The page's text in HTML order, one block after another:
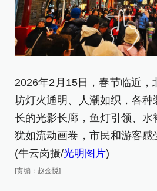
2026年2月15日，春节临近，
坊灯火通明、人潮如织，各种
长的光影长廊，鱼灯引领、
犹如流动画卷，市民和游客感
(牛云岗摄/光明图片)
[责编：赵金悦]